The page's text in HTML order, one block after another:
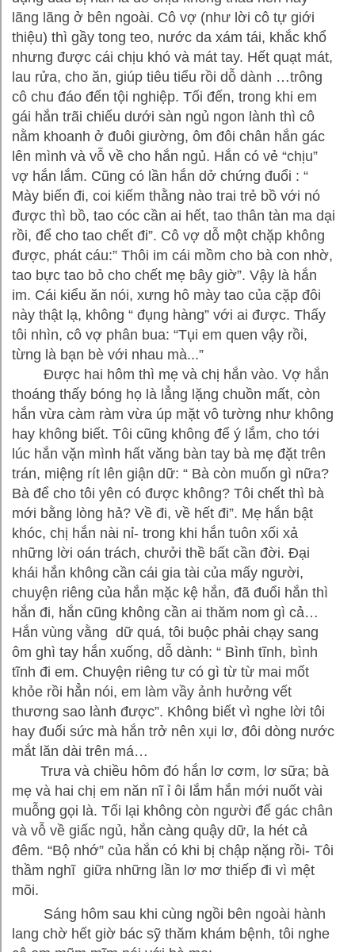
lãng lãng ở bên ngoài. Cô vợ (như lời cô tự giới
thiệu) thì gầy tong teo, nước da xám tái, khắc khổ
nhưng được cái chịu khó và mát tay. Hết quạt mát,
lau rửa, cho ăn, giúp tiêu tiểu rồi dỗ dành …trông
cô chu đáo đến tội nghiệp. Tối đến, trong khi em
gái hắn trãi chiếu dưới sàn ngủ ngon lành thì cô
nằm khoanh ở đuôi giường, ôm đôi chân hắn gác
lên mình và vỗ về cho hắn ngủ. Hắn có vẻ “chịu”
vợ hắn lắm. Cũng có lần hắn dở chứng đuổi : “
Mày biến đi, coi kiếm thằng nào trai trẻ bồ với nó
được thì bồ, tao cóc cần ai hết, tao thân tàn ma dại
rồi, để cho tao chết đi”. Cô vợ dỗ một chặp không
được, phát cáu:” Thôi im cái mồm cho bà con nhờ,
tao bực tao bỏ cho chết mẹ bây giờ”. Vậy là hắn
im. Cái kiểu ăn nói, xưng hô mày tao của cặp đôi
này thật lạ, không “ đụng hàng” với ai được. Thấy
tôi nhìn, cô vợ phân bua: “Tụi em quen vậy rồi,
từng là bạn bè với nhau mà...”
Được hai hôm thì mẹ và chị hắn vào. Vợ hắn
thoáng thấy bóng họ là lẳng lặng chuồn mất, còn
hắn vừa càm ràm vừa úp mặt vô tường như không
hay không biết. Tôi cũng không để ý lắm, cho tới
lúc hắn vặn mình hất văng bàn tay bà mẹ đặt trên
trán, miệng rít lên giận dữ: “ Bà còn muốn gì nữa?
Bà để cho tôi yên có được không? Tôi chết thì bà
mới bằng lòng hả? Về đi, về hết đi”. Mẹ hắn bật
khóc, chị hắn nài nỉ- trong khi hắn tuôn xối xả
những lời oán trách, chưởi thề bất cần đời. Đại
khái hắn không cần cái gia tài của mấy người,
chuyện riêng của hắn mặc kệ hắn, đã đuổi hắn thì
hắn đi, hắn cũng không cần ai thăm nom gì cả…
Hắn vùng vằng dữ quá, tôi buộc phải chạy sang
ôm ghì tay hắn xuống, dỗ dành: “ Bình tĩnh, bình
tĩnh đi em. Chuyện riêng tư có gì từ từ mai mốt
khỏe rồi hẳn nói, em làm vầy ảnh hưởng vết
thương sao lành được”. Không biết vì nghe lời tôi
hay đuối sức mà hắn trở nên xụi lơ, đôi dòng nước
mắt lăn dài trên má…
Trưa và chiều hôm đó hắn lơ cơm, lơ sữa; bà
mẹ và hai chị em năn nĩ ỉ ôi lắm hắn mới nuốt vài
muỗng gọi là. Tối lại không còn người để gác chân
và vỗ về giấc ngủ, hắn càng quậy dữ, la hét cả
đêm. “Bộ nhớ” của hắn có khi bị chập nặng rồi- Tôi
thầm nghĩ giữa những lần lơ mơ thiếp đi vì mệt
mõi.
Sáng hôm sau khi cùng ngồi bên ngoài hành
lang chờ hết giờ bác sỹ thăm khám bệnh, tôi nghe